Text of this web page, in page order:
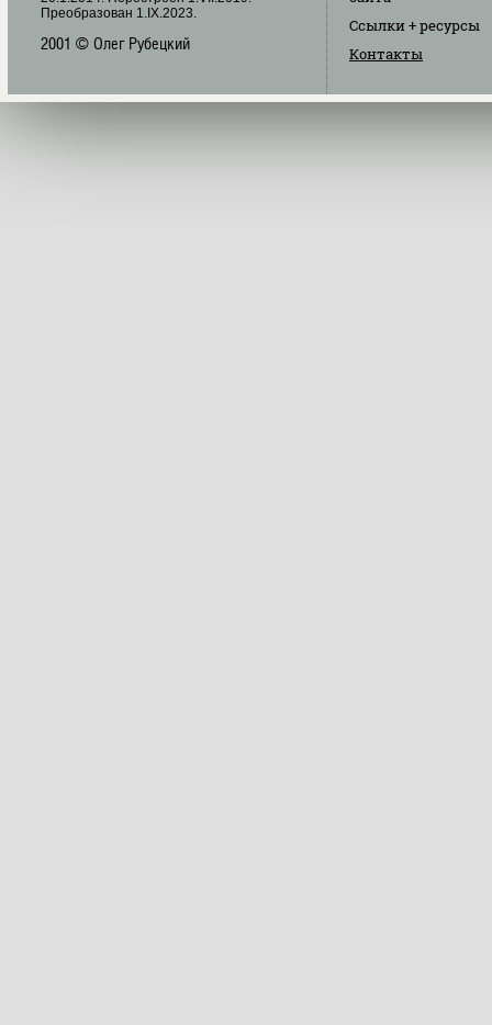
Преобразован 1.IX.2023.
2001 © Олег Рубецкий
Ссылки+ ресурсы
Контакты